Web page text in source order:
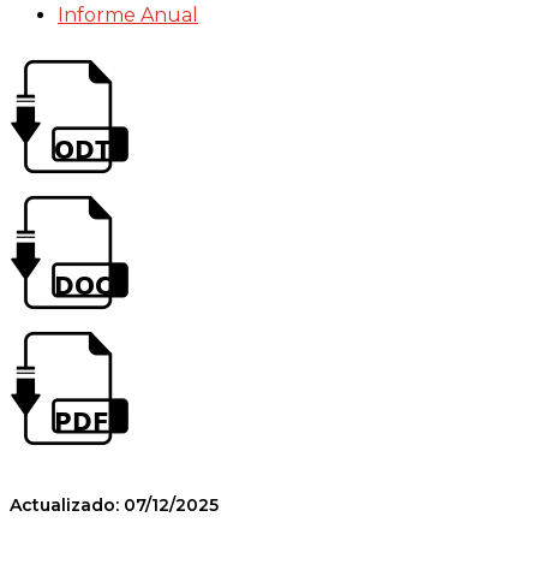
Informe Anual
Actualizado: 07/12/2025